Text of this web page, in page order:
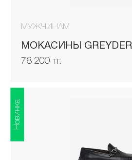
МУЖЧИНАМ
МОКАСИНЫ GREYDER
78 200 тг.
Новинка